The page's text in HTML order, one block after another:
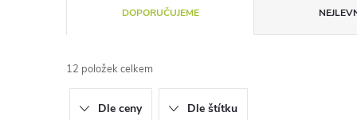
a
z
DOPORUČUJEME
12 položek celkem
Dle ceny Dle štítku